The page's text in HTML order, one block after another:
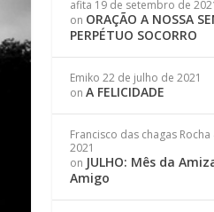
afita 19 de setembro de
on ORAÇÃO A NOSSA
PERPÉTUO SOCORRO
Emiko 22 de julho de 2021
onA FELICIDADE
Francisco das chagas Rocha
2021
on JULHO: Mês da
Amigo